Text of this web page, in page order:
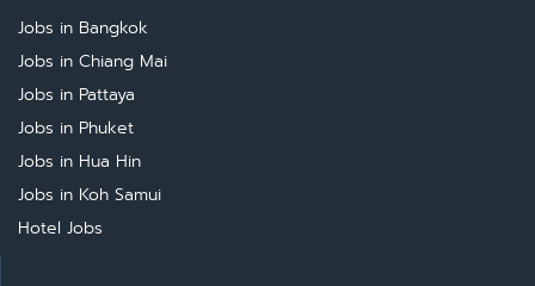
Jobs in Bangkok
Jobs in Chiang Mai
Jobs in Pattaya
Jobs in Phuket
Jobs in Hua Hin
Jobs in Koh Samui
Hotel Jobs